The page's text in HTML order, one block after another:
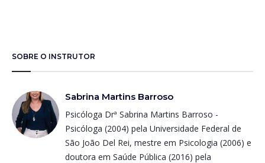
SOBRE O INSTRUTOR
Sabrina Martins Barroso
Psicóloga Drª Sabrina Martins Barroso -
Psicóloga (2004) pela Universidade Federal de
São João Del Rei, mestre em Psicologia (2006) e
doutora em Saúde Pública (2016) pela